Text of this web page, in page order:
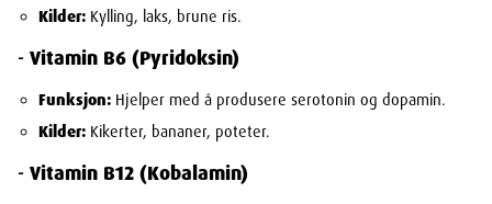
Kilder: Kylling, laks, brune ris.
- Vitamin B6 (Pyridoksin)
Funksjon: Hjelper med å produsere serotonin og dopamin.
Kilder: Kikerter, bananer, poteter.
- Vitamin B12 (Kobalamin)